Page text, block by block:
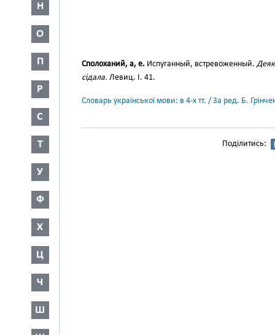
Н
О
П
Р
С
Т
У
Ф
Х
Ц
Ч
Ш
Сполоханий, а, е. Испуганный, встревоженный.
сідала. Левиц. І. 41.
Словарь української мови: в 4-х тт. / За ред. Б.
Поділитись: